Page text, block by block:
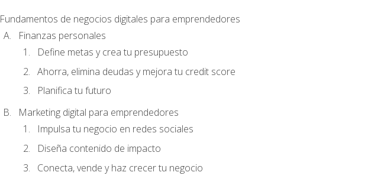
Fundamentos de negocios digitales para emprendedores
Finanzas personales
Define metas y crea tu presupuesto
Ahorra, elimina deudas y mejora tu credit score
Planifica tu futuro
Marketing digital para emprendedores
Impulsa tu negocio en redes sociales
Diseña contenido de impacto
Conecta, vende y haz crecer tu negocio